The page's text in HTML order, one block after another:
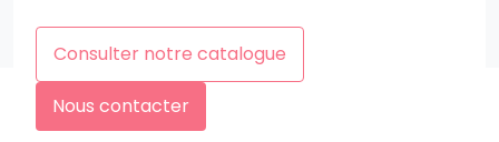
Consulter notre catalogue
Nous contacter